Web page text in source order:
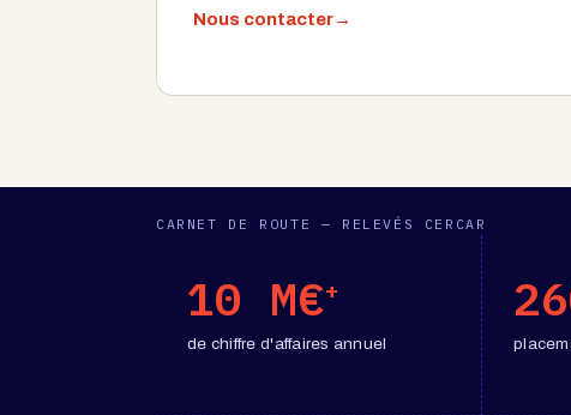
Nous contacter
CARNET DE ROUTE — RELEVÉS CERCAR
10 M€+
de chiffre d'affaires annuel